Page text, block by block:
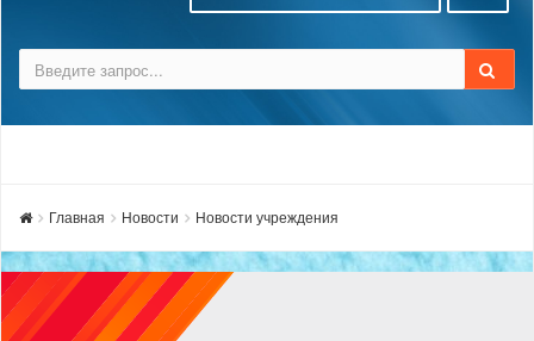
Главная Новости Новости учреждения